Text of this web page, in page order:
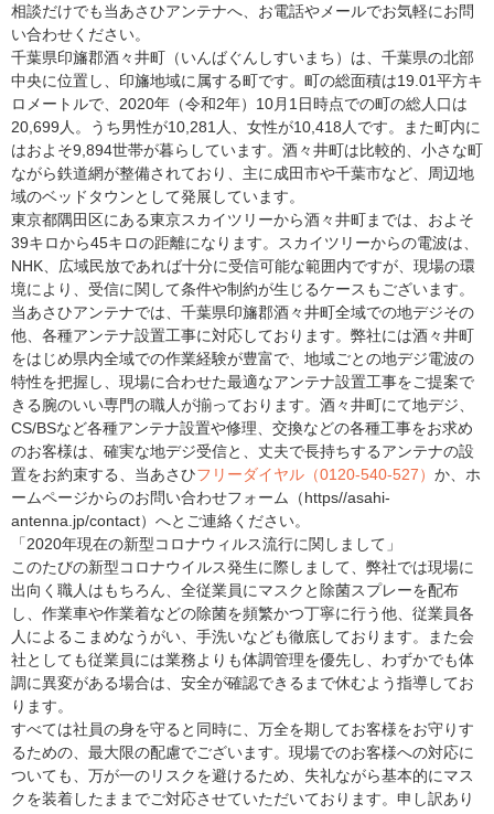
相談だけでも当あさひアンテナへ、お電話やメールでお気軽にお問
い合わせください。
千葉県印旛郡酒々井町（いんばぐんしすいまち）は、千葉県の北部
中央に位置し、印旛地域に属する町です。町の総面積は19.01平方キ
ロメートルで、2020年（令和2年）10月1日時点での町の総人口は
20,699人。うち男性が10,281人、女性が10,418人です。また町内に
はおよそ9,894世帯が暮らしています。酒々井町は比較的、小さな町
ながら鉄道網が整備されており、主に成田市や千葉市など、周辺地
域のベッドタウンとして発展しています。
東京都隅田区にある東京スカイツリーから酒々井町までは、およそ
39キロから45キロの距離になります。スカイツリーからの電波は、
NHK、広域民放であれば十分に受信可能な範囲内ですが、現場の環
境により、受信に関して条件や制約が生じるケースもございます。
当あさひアンテナでは、千葉県印旛郡酒々井町全域での地デジその
他、各種アンテナ設置工事に対応しております。弊社には酒々井町
をはじめ県内全域での作業経験が豊富で、地域ごとの地デジ電波の
特性を把握し、現場に合わせた最適なアンテナ設置工事をご提案で
きる腕のいい専門の職人が揃っております。酒々井町にて地デジ、
CS/BSなど各種アンテナ設置や修理、交換などの各種工事をお求め
のお客様は、確実な地デジ受信と、丈夫で長持ちするアンテナの設
置をお約束する、当あさひフリーダイヤル（0120-540-527） か、ホ
ームページからのお問い合わせフォーム（https//asahi-
antenna.jp/contact）へとご連絡ください。
「2020年現在の新型コロナウィルス流行に関しまして」
このたびの新型コロナウイルス発生に際しまして、弊社では現場に
出向く職人はもちろん、全従業員にマスクと除菌スプレーを配布
し、作業車や作業着などの除菌を頻繁かつ丁寧に行う他、従業員各
人によるこまめなうがい、手洗いなども徹底しております。また会
社としても従業員には業務よりも体調管理を優先し、わずかでも体
調に異変がある場合は、安全が確認できるまで休むよう指導してお
ります。
すべては社員の身を守ると同時に、万全を期してお客様をお守りす
るための、最大限の配慮でございます。現場でのお客様への対応に
ついても、万が一のリスクを避けるため、失礼ながら基本的にマス
クを装着したままでご対応させていただいております。申し訳あり